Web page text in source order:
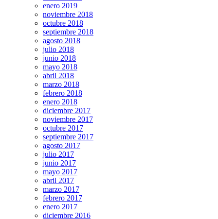
enero 2019
noviembre 2018
octubre 2018
septiembre 2018
agosto 2018
julio 2018
junio 2018
mayo 2018
abril 2018
marzo 2018
febrero 2018
enero 2018
diciembre 2017
noviembre 2017
octubre 2017
septiembre 2017
agosto 2017
julio 2017
junio 2017
mayo 2017
abril 2017
marzo 2017
febrero 2017
enero 2017
diciembre 2016